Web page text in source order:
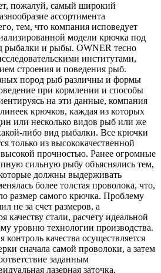
пожалуй, самый широкий
ассортимента
тем, что компания исповедует
модели крючка под
рыбалки и рыбы. OWNER тесно
институтами,
строения и поведения рыб.
пород рыб различны и формы
при кормлении и способы
на эти данные, компания
крючков, каждая из которых
или несколько видов рыб или же
либо вид рыбалки. Все крючки
только из высококачественной
прочностью. Ранее огромные
сильную рыбу объяснялись тем,
должны выдерживать
более толстая проволока, что,
размер самого крючка. Проблему
не за счет размеров, а
качеству стали, расчету идеальной
уровню технологии производства.
контроль качества осуществляется
сначала самой проволоки, а затем
заданным
лазерная заточка,